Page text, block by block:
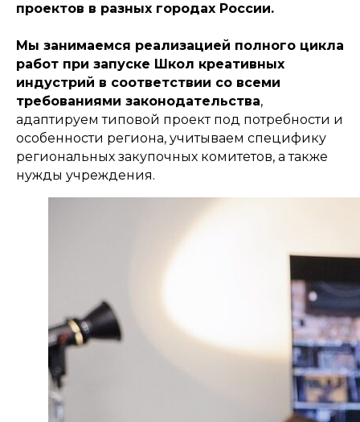
проектов в разных городах России.
Мы занимаемся реализацией полного цикла
работ при запуске Школ креативных
индустрий в соответствии со всеми
требованиями законодательства,
адаптируем типовой проект под потребности и
особенности региона, учитываем специфику
региональных закупочных комитетов, а также
нужды учреждения.